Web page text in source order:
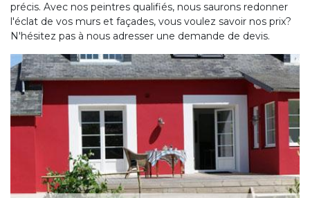
précis. Avec nos peintres qualifiés, nous saurons redonner
l'éclat de vos murs et façades, vous voulez savoir nos prix?
N'hésitez pas à nous adresser une demande de devis.